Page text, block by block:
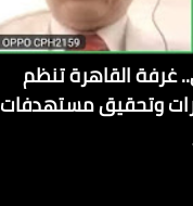
غرفة القاهرة تنظم
وتحقيق مستهدفات